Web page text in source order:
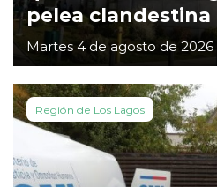
pelea clandestina
Martes 4 de agosto de 2026
Región de Los Lagos